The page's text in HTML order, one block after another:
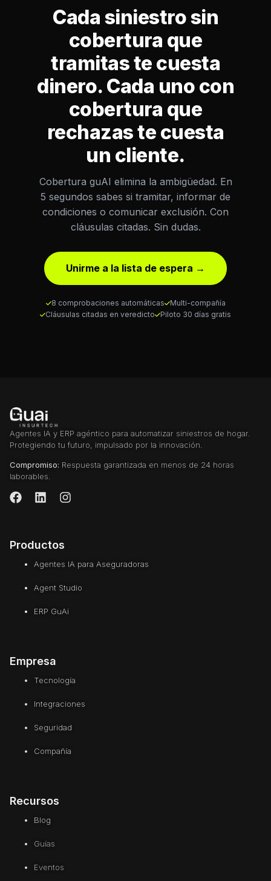
Cada siniestro sin
cobertura que
tramitas te cuesta
dinero. Cada uno con
cobertura que
rechazas te cuesta
un cliente.
Cobertura guAI elimina la ambigüedad. En
5 segundos sabes si tramitar, informar de
condiciones o comunicar exclusión. Con
cláusulas citadas. Sin dudas.
Unirme a la lista de espera →
8 comprobaciones automáticas
Multi-compañía
Cláusulas citadas en veredicto
Piloto 30 días gratis
Agentes IA y ERP agéntico para automatizar siniestros de hogar.
Protegiendo tu futuro, impulsado por la innovación.
Compromiso: Respuesta garantizada en menos de 24 horas
laborables.
Productos
Agentes IA para Aseguradoras
Agent Studio
ERP GuAi
Empresa
Tecnología
Integraciones
Seguridad
Compañía
Recursos
Blog
Guías
Eventos